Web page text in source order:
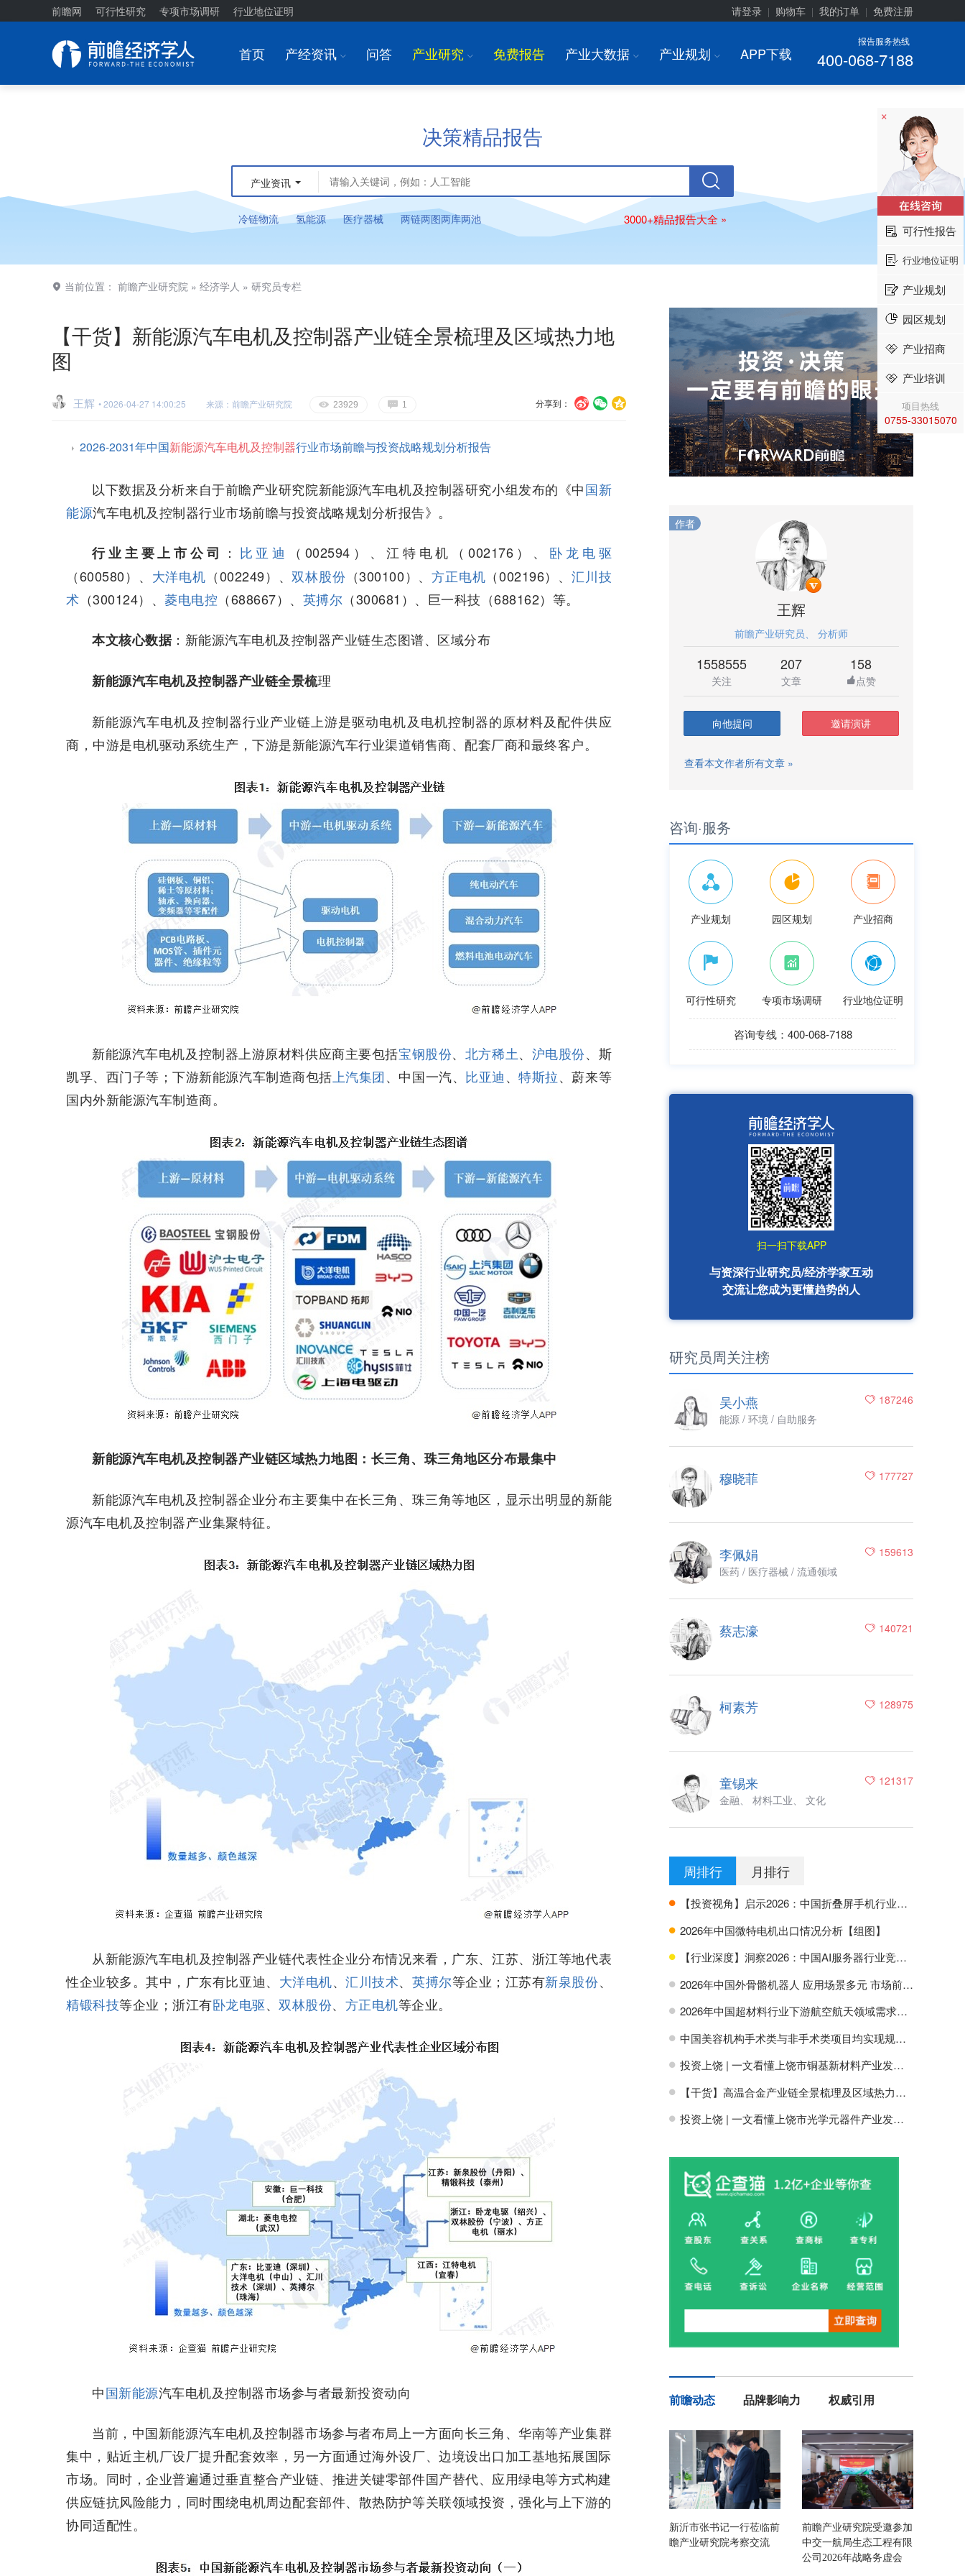
前瞻网 可行性研究 专项市场调研 行业地位证明 请登录 购物车 我的订单 免费注册
报告服务热线
400-068-7188
首页 产经资讯 I 问答 产业研究 I 免费报告 产业大数据 I 产业规划 I APP下载
决策精品报告
产业资讯
冷链物流 氢能源 医疗器械 两链两图两库两池 3000+精品报告大全 »
当前位置： 前瞻产业研究院 » 经济学人 » 研究员专栏
【干货】新能源汽车电机及控制器产业链全景梳理及区域热力地
图
U V c
分享到：
王辉 • 2026-04-27 14:00:25 来源：前瞻产业研究院 E 23929 G 1
2026-2031年中国新能源汽车电机及控制器行业市场前瞻与投资战略规划分析报告
以下数据及分析来自于前瞻产业研究院新能源汽车电机及控制器研究小组发布的《中国新
能源汽车电机及控制器行业市场前瞻与投资战略规划分析报告》。
行业主要上市公司 ： 比亚迪 （002594）、江特电机（002176）、 卧龙电驱
（600580）、 大洋电机 （002249）、双林股份 （300100）、方正电机 （002196）、 汇川技
术 （300124）、 菱电电控 （688667）、 英搏尔 （300681）、巨一科技（688162）等。
本文核心数据：新能源汽车电机及控制器产业链生态图谱、区域分布
新能源汽车电机及控制器产业链全景梳理
新能源汽车电机及控制器行业产业链上游是驱动电机及电机控制器的原材料及配件供应
商，中游是电机驱动系统生产，下游是新能源汽车行业渠道销售商、配套厂商和最终客户。
新能源汽车电机及控制器上游原材料供应商主要包括宝钢股份、 北方稀土、 沪电股份、斯
凯孚、西门子等；下游新能源汽车制造商包括上汽集团、中国一汽、 比亚迪、特斯拉、蔚来等
国内外新能源汽车制造商。
新能源汽车电机及控制器产业链区域热力地图：长三角、珠三角地区分布最集中
新能源汽车电机及控制器企业分布主要集中在长三角、珠三角等地区，显示出明显的新能
源汽车电机及控制器产业集聚特征。
从新能源汽车电机及控制器产业链代表性企业分布情况来看，广东、江苏、浙江等地代表
性企业较多。其中，广东有比亚迪、 大洋电机、汇川技术、英搏尔等企业；江苏有新泉股份、
精锻科技等企业；浙江有卧龙电驱、 双林股份、 方正电机等企业。
中国新能源汽车电机及控制器市场参与者最新投资动向
当前，中国新能源汽车电机及控制器市场参与者布局上一方面向长三角、华南等产业集群
集中，贴近主机厂设厂提升配套效率，另一方面通过海外设厂、边境设出口加工基地拓展国际
市场。同时，企业普遍通过垂直整合产业链、推进关键零部件国产替代、应用绿电等方式构建
供应链抗风险能力，同时围绕电机周边配套部件、散热防护等关联领域投资，强化与上下游的
协同适配性。
作者
王辉
前瞻产业研究员、 分析师
1558555
关注
207
文章
158
点赞
向他提问 邀请演讲
查看本文作者所有文章 »
咨询·服务
产业规划 园区规划 产业招商
可行性研究 专项市场调研 行业地位证明
咨询专线：400-068-7188
扫一扫下载APP
与资深行业研究员/经济学家互动
交流让您成为更懂趋势的人
研究员周关注榜
187246
吴小燕
能源 / 环境 / 自助服务
177727
穆晓菲
159613
李佩娟
医药 / 医疗器械 / 流通领域
140721
蔡志濠
128975
柯素芳
121317
童锡来
金融、 材料工业、 文化
周排行 月排行
H 【投资视角】启示2026：中国折叠屏手机行业投融资及兼并重组分析
H 2026年中国微特电机出口情况分析【组图】
H 【行业深度】洞察2026：中国AI服务器行业竞争格局及市场份额
H 2026年中国外骨骼机器人 应用场景多元 市场前景广阔【组图】
H 2026年中国超材料行业下游航空航天领域需求分析【组图】
H 中国美容机构手术类与非手术类项目均实现规模增长【组图】
H 投资上饶 | 一文看懂上饶市铜基新材料产业发展现状与投资机会前瞻
H 【干货】高温合金产业链全景梳理及区域热力地图
H 投资上饶 | 一文看懂上饶市光学元器件产业发展现状与投资机会前瞻
前瞻动态 品牌影响力 权威引用
新沂市张书记一行莅临前
瞻产业研究院考察交流
前瞻产业研究院受邀参加
中交一航局生态工程有限
公司2026年战略务虚会
×
可行性报告
行业地位证明
产业规划
园区规划
产业招商
产业培训
项目热线
0755-33015070